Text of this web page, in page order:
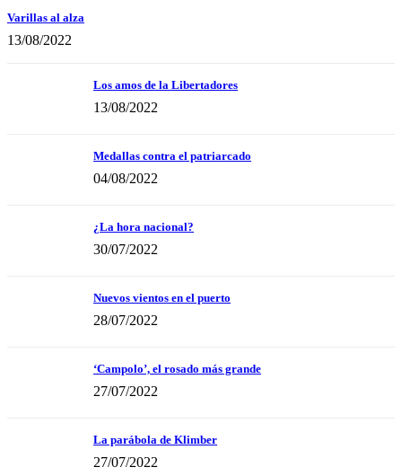
Varillas al alza
13/08/2022
Los amos de la Libertadores
13/08/2022
Medallas contra el patriarcado
04/08/2022
¿La hora nacional?
30/07/2022
Nuevos vientos en el puerto
28/07/2022
‘Campolo’, el rosado más grande
27/07/2022
La parábola de Klimber
27/07/2022